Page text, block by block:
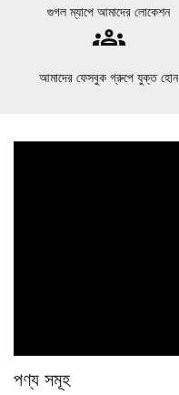
গুগল ম্যাপে আমাদের লোকেশন
groups
আমাদের ফেসবুক গ্রুপে যুক্ত হোন
পণ্য সমূহ